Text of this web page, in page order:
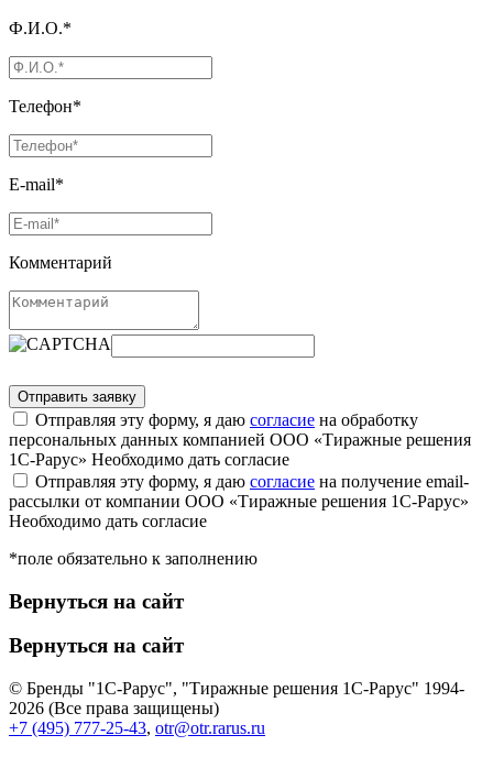
Ф.И.О.*
Телефон*
E-mail*
Комментарий
Отправляя эту форму, я даю согласие на обработку
персональных данных компанией ООО «Тиражные решения
1С-Рарус» Необходимо дать согласие
Отправляя эту форму, я даю согласие на получение email-
рассылки от компании ООО «Тиражные решения 1С-Рарус»
Необходимо дать согласие
*поле обязательно к заполнению
Вернуться на сайт
Вернуться на сайт
© Бренды "1С-Рарус", "Тиражные решения 1С-Рарус" 1994-
2026 (Все права защищены)
+7 (495) 777-25-43, otr@otr.rarus.ru